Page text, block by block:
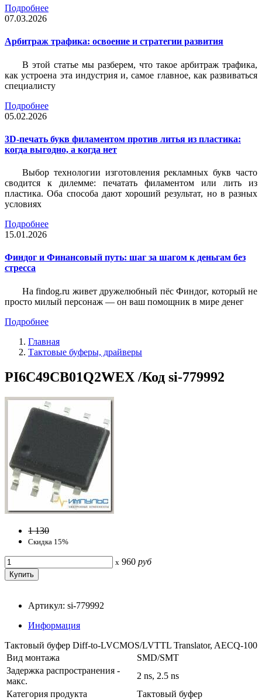
Подробнее
07.03.2026
Арбитраж трафика: освоение и стратегии развития
В этой статье мы разберем, что такое арбитраж трафика,
как устроена эта индустрия и, самое главное, как развиваться
специалисту
Подробнее
05.02.2026
3D-печать букв филаментом против литья из пластика:
когда выгодно, а когда нет
Выбор технологии изготовления рекламных букв часто
сводится к дилемме: печатать филаментом или лить из
пластика. Оба способа дают хороший результат, но в разных
условиях
Подробнее
15.01.2026
Финдог и Финансовый путь: шаг за шагом к деньгам без
стресса
На findog.ru живет дружелюбный пёс Финдог, который не
просто милый персонаж — он ваш помощник в мире денег
Подробнее
Главная
Тактовые буферы, драйверы
PI6C49CB01Q2WEX /Код si-779992
1 130
Скидка 15%
x 960 руб
Артикул: si-779992
Информация
Тактовый буфер Diff-to-LVCMOS/LVTTL Translator, AECQ-100
Вид монтажа
SMD/SMT
Задержка распространения -
макс.
2 ns, 2.5 ns
Категория продукта
Тактовый буфер